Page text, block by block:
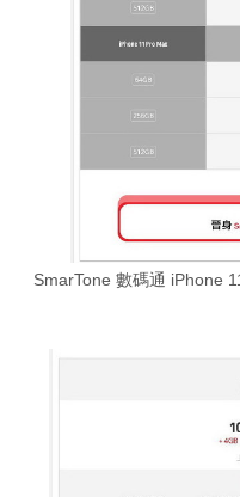
SmarTone 數碼通 iPhone